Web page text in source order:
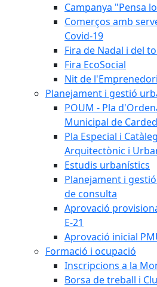
Campanya "Pensa
Comerços amb
Covid-19
Fira de Nadal i del
Fira EcoSocial
Nit de
Planejament i gestió
POUM - Pla
Municipal de
Pla Especial i
Arquitectònic i
Estudis urbanístics
Planejament i
de consulta
Aprovació
E-21
Aprovació inicial
Formació i ocupació
Inscripcions a la
Borsa de treball i